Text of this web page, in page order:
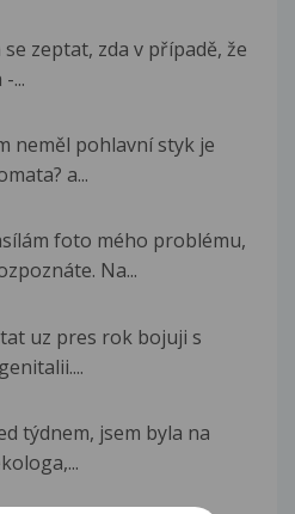
zeptat, zda v případě, že
...
neměl pohlavní styk je
a...
foto mého problému,
Na...
uz pres rok bojuji s
týdnem, jsem byla na